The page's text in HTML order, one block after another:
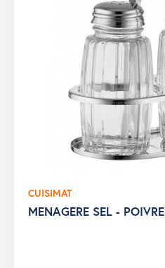
CUISIMAT
MENAGERE SEL - POIVRE